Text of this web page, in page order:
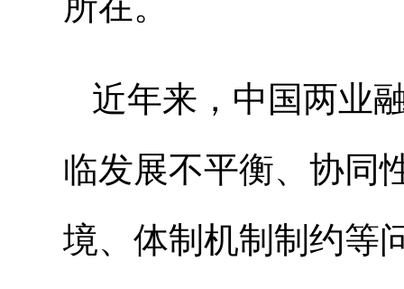
近年来，中国两业
临发展不平衡、协同
境、体制机制制约等